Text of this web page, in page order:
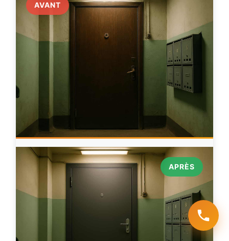
AVANT
APRÈS